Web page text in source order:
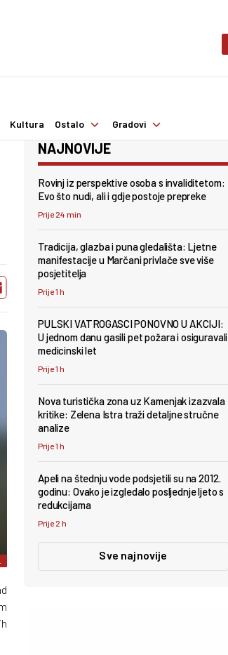
Kultura Ostalo Gradovi
NAJNOVIJE
Rovinj iz perspektive osoba s invaliditetom:
Evo što nudi, ali i gdje postoje prepreke
Prije 24 min
Tradicija, glazba i puna gledališta: Ljetne
manifestacije u Marčani privlače sve više
posjetitelja
Prije 1 h
PULSKI VATROGASCI PONOVNO U AKCIJI:
U jednom danu gasili pet požara i osiguravali
medicinski let
Prije 1 h
Nova turistička zona uz Kamenjak izazvala
kritike: Zelena Istra traži detaljne stručne
analize
Prije 1 h
Apeli na štednju vode podsjetili su na 2012.
godinu: Ovako je izgledalo posljednje ljeto s
redukcijama
Prije 2 h
Sve najnovije